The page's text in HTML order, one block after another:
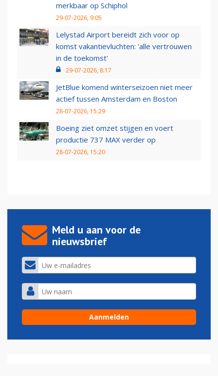
merkbaar op Schiphol
29-07-2026, 9:05
Lelystad Airport bereidt zich voor op
komst vakantievluchten: 'alle vertrouwen
in de toekomst'
29-07-2026, 8:17
JetBlue komend winterseizoen niet meer
actief tussen Amsterdam en Boston
28-07-2026, 15:29
Boeing ziet omzet stijgen en voert
productie 737 MAX verder op
28-07-2026, 15:20
Meld u aan voor de
nieuwsbrief